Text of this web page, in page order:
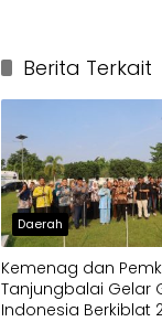
Berita Terkait
Daerah
Kemenag dan
Tanjungbalai Gelar
Indonesia Berkiblat